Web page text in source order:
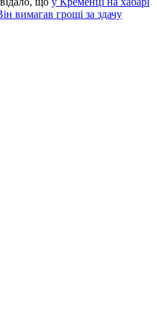
вимагав гроші за здачу